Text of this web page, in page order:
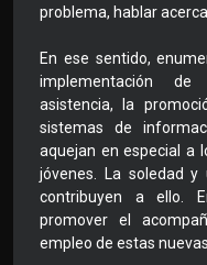
problema, hablar
En ese sentido,
implementación de
asistencia, la
sistemas de
aquejan en especial a
jóvenes. La soledad
contribuyen a ello.
promover el
empleo de estas